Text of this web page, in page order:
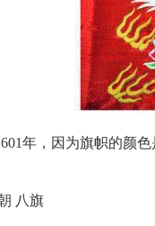
年，因为旗帜的颜
八旗